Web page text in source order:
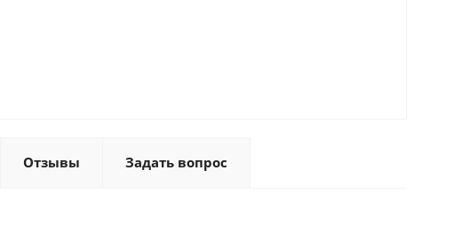
Отзывы Задать вопрос